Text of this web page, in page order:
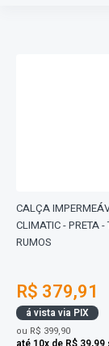
CALÇA
CLIMATIC - PRETA -
RUMOS
R$ 379,91
á vista via PIX
ou R$ 399,90